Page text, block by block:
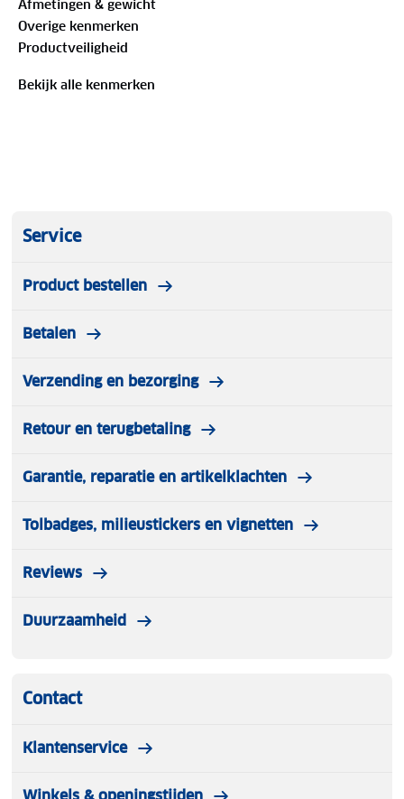
Afmetingen & gewicht
Overige kenmerken
Productveiligheid
Bekijk alle kenmerken
Service
Product bestellen
Betalen
Verzending en bezorging
Retour en terugbetaling
Garantie, reparatie en artikelklachten
Tolbadges, milieustickers en vignetten
Reviews
Duurzaamheid
Contact
Klantenservice